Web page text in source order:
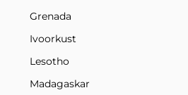
Grenada
Ivoorkust
Lesotho
Madagaskar